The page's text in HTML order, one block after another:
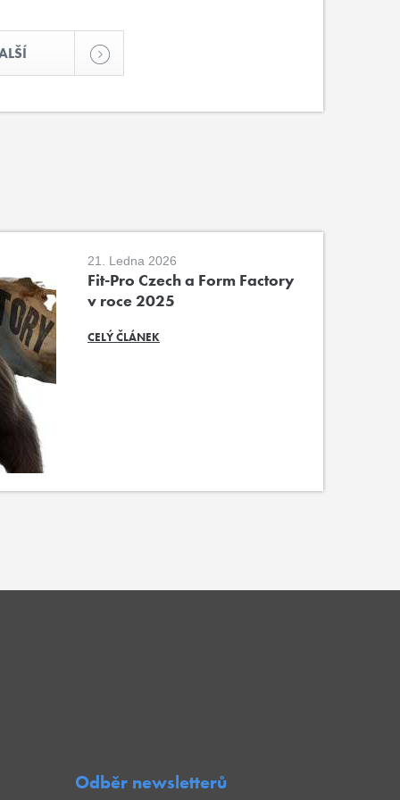
21. Ledna 2026
Fit-Pro Czech a Form Factory
v roce 2025
CELÝ ČLÁNEK
Odběr newsletterů